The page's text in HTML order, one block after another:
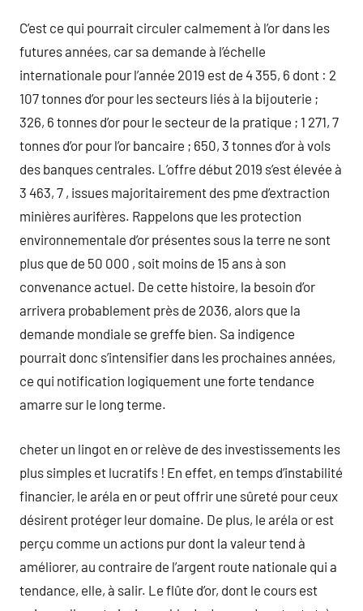
C’est ce qui pourrait circuler calmement à l’or dans les
futures années, car sa demande à l’échelle
internationale pour l’année 2019 est de 4 355, 6 dont : 2
107 tonnes d’or pour les secteurs liés à la bijouterie ;
326, 6 tonnes d’or pour le secteur de la pratique ; 1 271, 7
tonnes d’or pour l’or bancaire ; 650, 3 tonnes d’or à vols
des banques centrales. L’offre début 2019 s’est élevée à
3 463, 7 , issues majoritairement des pme d’extraction
minières aurifères. Rappelons que les protection
environnementale d’or présentes sous la terre ne sont
plus que de 50 000 , soit moins de 15 ans à son
convenance actuel. De cette histoire, la besoin d’or
arrivera probablement près de 2036, alors que la
demande mondiale se greffe bien. Sa indigence
pourrait donc s’intensifier dans les prochaines années,
ce qui notification logiquement une forte tendance
amarre sur le long terme.
cheter un lingot en or relève de des investissements les
plus simples et lucratifs ! En effet, en temps d’instabilité
financier, le aréla en or peut offrir une sûreté pour ceux
désirent protéger leur domaine. De plus, le aréla or est
perçu comme un actions pur dont la valeur tend à
améliorer, au contraire de l’argent route nationale qui a
tendance, elle, à salir. Le flûte d’or, dont le cours est